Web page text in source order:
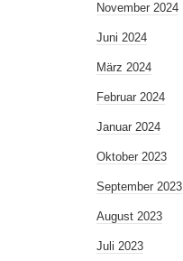
November 2024
Juni 2024
März 2024
Februar 2024
Januar 2024
Oktober 2023
September 2023
August 2023
Juli 2023